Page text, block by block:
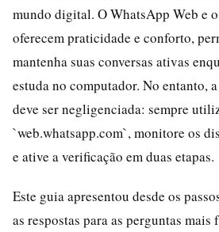
mundo digital. O WhatsApp Web e
oferecem praticidade e conforto,
mantenha suas conversas ativas
estuda no computador. No entanto,
deve ser negligenciada: sempre
`web.whatsapp.com`, monitore os
e ative a verificação em duas etapas.
Este guia apresentou desde os
as respostas para as perguntas mais